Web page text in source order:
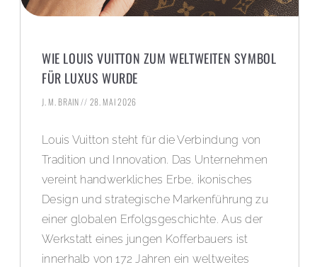
WIE LOUIS VUITTON ZUM WELTWEITEN SYMBOL
FÜR LUXUS WURDE
J. M. BRAIN 28. MAI 2026
Louis Vuitton steht für die Verbindung von
Tradition und Innovation. Das Unternehmen
vereint handwerkliches Erbe, ikonisches
Design und strategische Markenführung zu
einer globalen Erfolgsgeschichte. Aus der
Werkstatt eines jungen Kofferbauers ist
innerhalb von 172 Jahren ein weltweites